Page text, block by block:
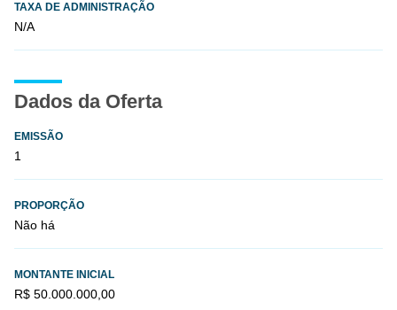
TAXA DE ADMINISTRAÇÃO
N/A
Dados da Oferta
EMISSÃO
1
PROPORÇÃO
Não há
MONTANTE INICIAL
R$ 50.000.000,00